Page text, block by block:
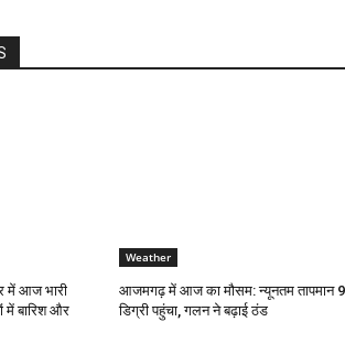
में आज भारी
में बारिश और
Weather
आजमगढ़ में आज का मौसम: न्यूनतम तापमान 9
डिग्री पहुंचा, गलन ने बढ़ाई ठंड